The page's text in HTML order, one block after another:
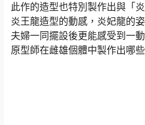
此作的造型也特別製作出與「
炎王龍造型的動感，炎妃龍的
夫婦一同擺設後更能感受到一
原型師在雌雄個體中製作出哪